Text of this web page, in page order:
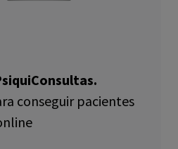
conseguir pacientes